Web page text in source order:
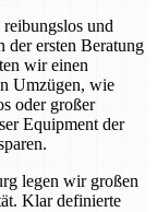
und
der ersten Beratung
wir einen
Umzügen, wie
oder großer
Equipment der
legen wir großen
Klar definierte